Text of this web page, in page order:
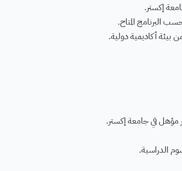
إكستر.
أكاديمية دولية.
في جامعة إكستر.
الدراسية.